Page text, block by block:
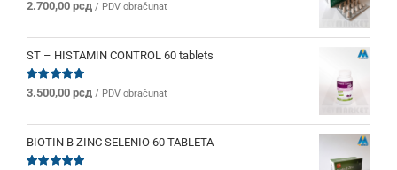
Ocenjeno
5.00 od 5
2.700,00 рсд / PDV obračunat
ST – HISTAMIN CONTROL 60 tablets
Ocenjeno
od 5
3.500,00 рсд / PDV obračunat
BIOTIN B ZINC SELENIO 60 TABLETA